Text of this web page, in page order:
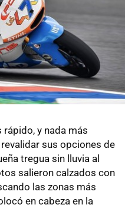
rápido, y nada más
sus opciones de
tregua sin lluvia al
salieron calzados con
las zonas más
en cabeza en la